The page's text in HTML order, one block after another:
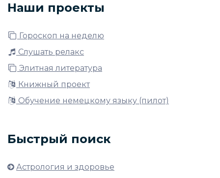
Наши проекты
Гороскоп на неделю
Слушать релакс
Элитная литература
Книжный проект
Обучение немецкому языку (пилот)
Быстрый поиск
Астрология и здоровье